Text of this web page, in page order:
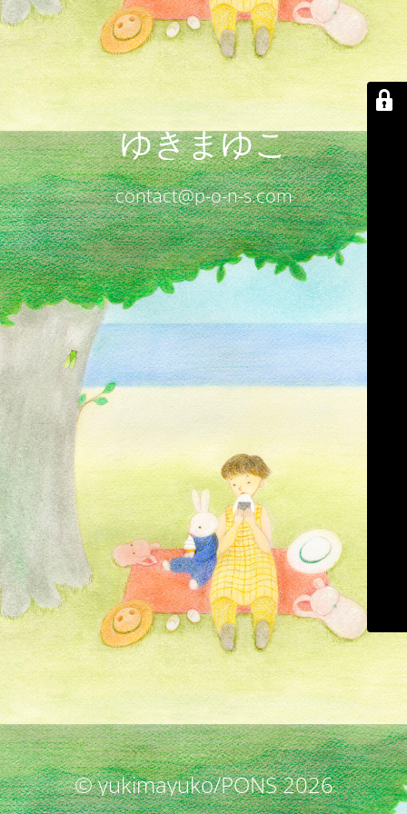
ゆきまゆこ
contact@p-o-n-s.com
© yukimayuko/PONS 2026